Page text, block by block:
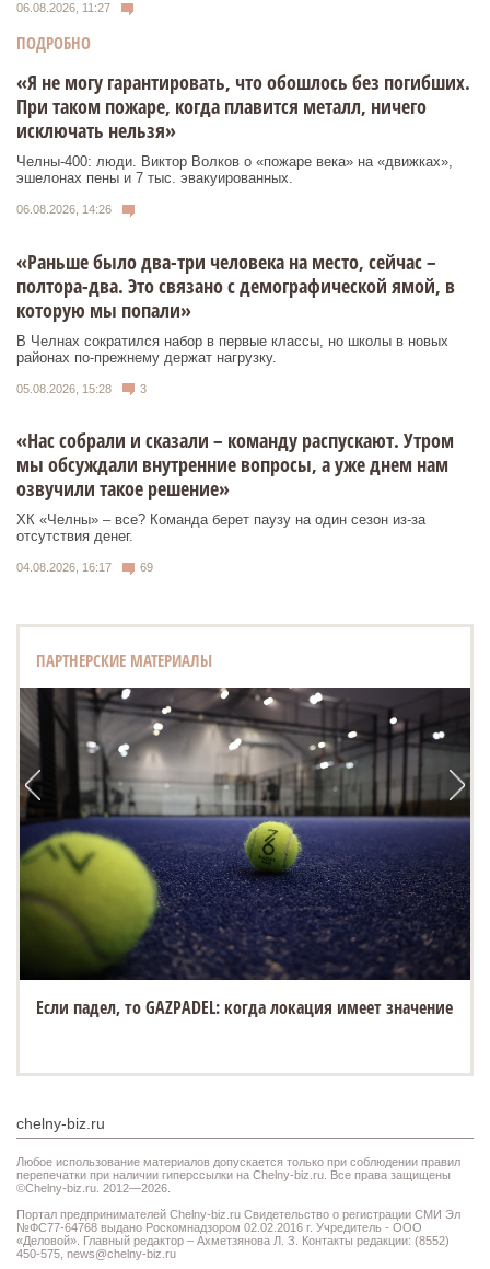
06.08.2026, 11:27
ПОДРОБНО
«Я не могу гарантировать, что обошлось без погибших.
При таком пожаре, когда плавится металл, ничего
исключать нельзя»
Челны-400: люди. Виктор Волков о «пожаре века» на «движках»,
эшелонах пены и 7 тыс. эвакуированных.
06.08.2026, 14:26
«Раньше было два-три человека на место, сейчас –
полтора-два. Это связано с демографической ямой, в
которую мы попали»
В Челнах сократился набор в первые классы, но школы в новых
районах по-прежнему держат нагрузку.
05.08.2026, 15:28 3
«Нас собрали и сказали – команду распускают. Утром
мы обсуждали внутренние вопросы, а уже днем нам
озвучили такое решение»
ХК «Челны» – все? Команда берет паузу на один сезон из-за
отсутствия денег.
04.08.2026, 16:17 69
ПАРТНЕРСКИЕ МАТЕРИАЛЫ
Если падел, то GAZPADEL: когда локация имеет значение
chelny-biz.ru
Любое использование материалов допускается только при соблюдении правил
перепечатки при наличии гиперссылки на Chelny-biz.ru. Все права защищены
©Chelny-biz.ru. 2012—2026.
Портал предпринимателей Chelny-biz.ru Свидетельство о регистрации СМИ Эл
№ФС77-64768 выдано Роскомнадзором 02.02.2016 г. Учредитель - ООО
«Деловой». Главный редактор – Ахметзянова Л. З. Контакты редакции: (8552)
450-575, news@chelny-biz.ru